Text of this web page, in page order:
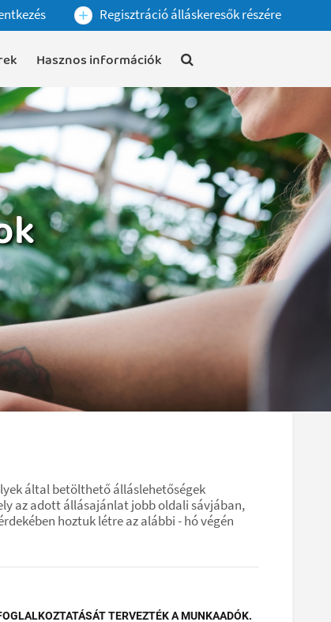
Regisztráció álláskeresők részére
Hasznos információk
által betölthető álláslehetőségek
az adott állásajánlat jobb oldali sávjában,
hoztuk létre az alábbi - hó végén